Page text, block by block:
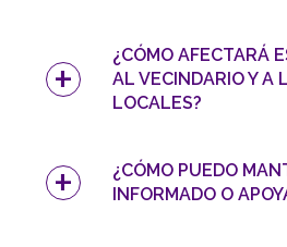
¿CÓMO AFECTARÁ
AL VECINDARIO Y A
LOCALES?
¿CÓMO PUEDO
INFORMADO O